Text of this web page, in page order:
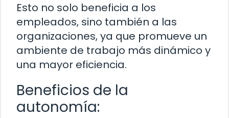
Esto no solo beneficia a los
empleados, sino también a las
organizaciones, ya que promueve un
ambiente de trabajo más dinámico y
una mayor eficiencia.
Beneficios de la
autonomía: